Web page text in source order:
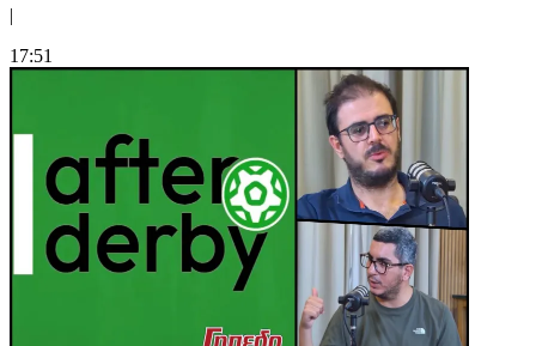
|
17:51